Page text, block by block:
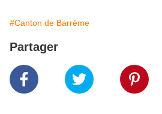
#Canton de Barrême
Partager